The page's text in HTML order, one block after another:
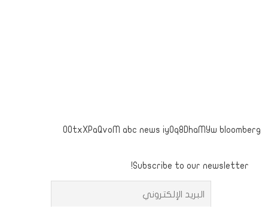
OOtxXPaQvoM abc news iyOq8DhaMYw bloomberg
Subscribe to our newsletter!